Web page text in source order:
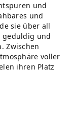
und
und
sie über all
geduldig und
Zwischen
voller
ihren Platz